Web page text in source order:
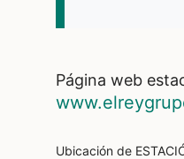
página web
Ubicación de